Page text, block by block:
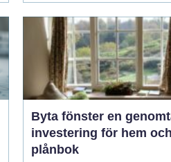
Byta fönster en genomtänkt
investering för hem
plånbok